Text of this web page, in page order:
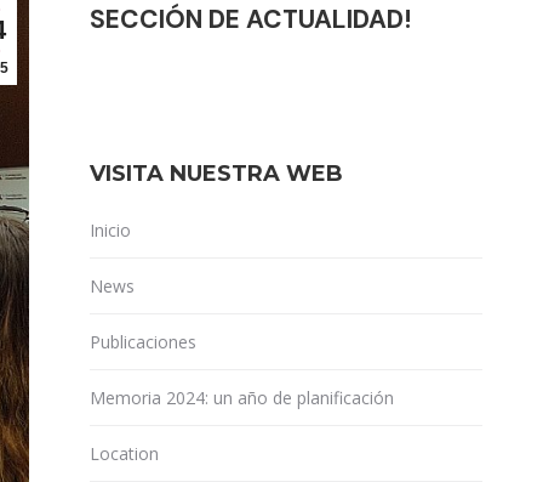
SECCIÓN DE ACTUALIDAD!
VISITA NUESTRA WEB
Inicio
News
Publicaciones
Memoria 2024: un año de planificación
Location